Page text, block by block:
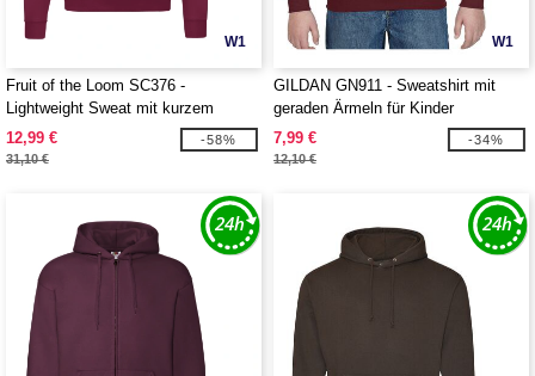
W1
Fruit of the Loom SC376 -
Lightweight Sweat mit kurzem
Reißverschluss
12,99 €
31,10 €
-58%
W1
GILDAN GN911 - Sweatshirt mit
geraden Ärmeln für Kinder
7,99 €
12,10 €
-34%